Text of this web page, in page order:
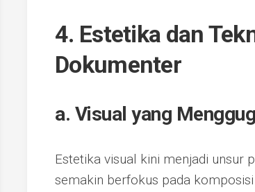
4. Estetika dan
Dokumenter
a. Visual yang
Estetika visual kini menjadi unsur
semakin berfokus pada